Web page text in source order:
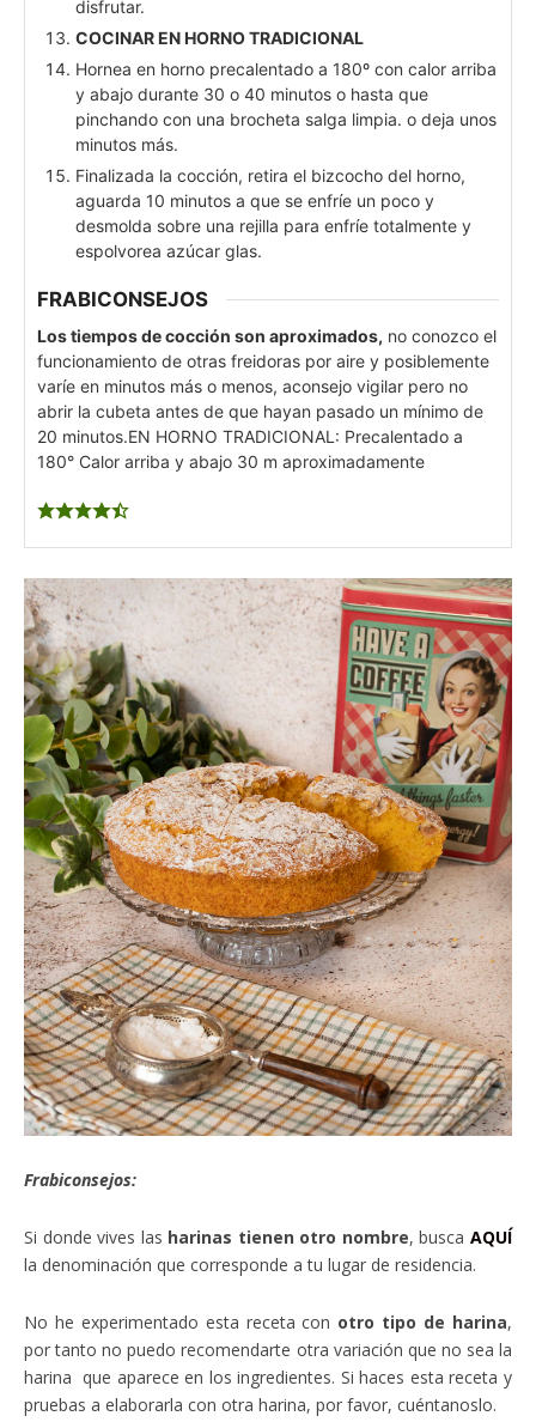
disfrutar.
COCINAR EN HORNO TRADICIONAL
Hornea en horno precalentado a 180º con calor arriba
y abajo durante 30 o 40 minutos o hasta que
pinchando con una brocheta salga limpia. o deja unos
minutos más.
Finalizada la cocción, retira el bizcocho del horno,
aguarda 10 minutos a que se enfríe un poco y
desmolda sobre una rejilla para enfríe totalmente y
espolvorea azúcar glas.
FRABICONSEJOS
Los tiempos de cocción son aproximados, no conozco el
funcionamiento de otras freidoras por aire y posiblemente
varíe en minutos más o menos, aconsejo vigilar pero no
abrir la cubeta antes de que hayan pasado un mínimo de
20 minutos.EN HORNO TRADICIONAL: Precalentado a
180° Calor arriba y abajo 30 m aproximadamente
Frabiconsejos:
Si donde vives las harinas tienen otro nombre, buscaAQUÍ
la denominación que corresponde a tu lugar de residencia.
No he experimentado esta receta con otro tipo de harina,
por tanto no puedo recomendarte otra variación que no sea la
harina que aparece en los ingredientes. Si haces esta receta y
pruebas a elaborarla con otra harina, por favor, cuéntanoslo.